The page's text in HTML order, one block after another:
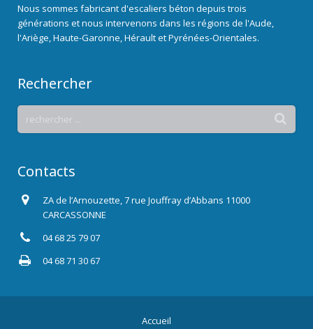
Nous sommes fabricant d'escaliers béton depuis trois
générations et nous intervenons dans les régions de l'Aude,
l'Ariège, Haute-Garonne, Hérault et Pyrénées-Orientales.
Rechercher
Contacts
ZA de l’Arnouzette, 7 rue Jouffray d’Abbans 11000
CARCASSONNE
04 68 25 79 07
04 68 71 30 67
Accueil